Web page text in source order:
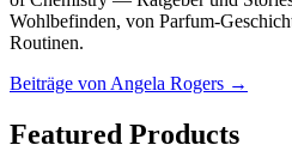
Wohlbefinden, von Parfum-
Routinen.
Beiträge von Angela Rogers →
Featured Products